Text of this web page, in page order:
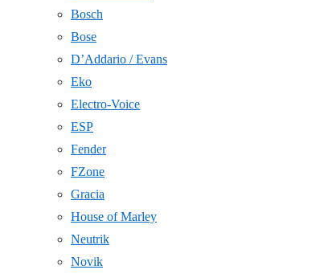
Bosch
Bose
D’Addario / Evans
Eko
Electro-Voice
ESP
Fender
FZone
Gracia
House of Marley
Neutrik
Novik